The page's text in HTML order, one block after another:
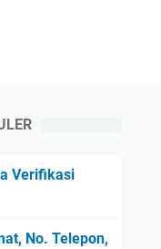
Verifikasi
No. Telepon,